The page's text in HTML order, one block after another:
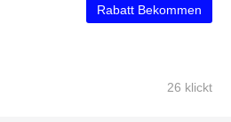
Rabatt Bekommen
26 klickt